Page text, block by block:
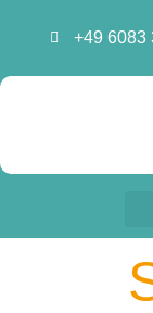
springen
+49 6083